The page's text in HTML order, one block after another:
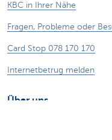
KBC in Ihrer Nähe
Fragen, Probleme oder
Card Stop 078 170 170
Internetbetrug melden
Über uns